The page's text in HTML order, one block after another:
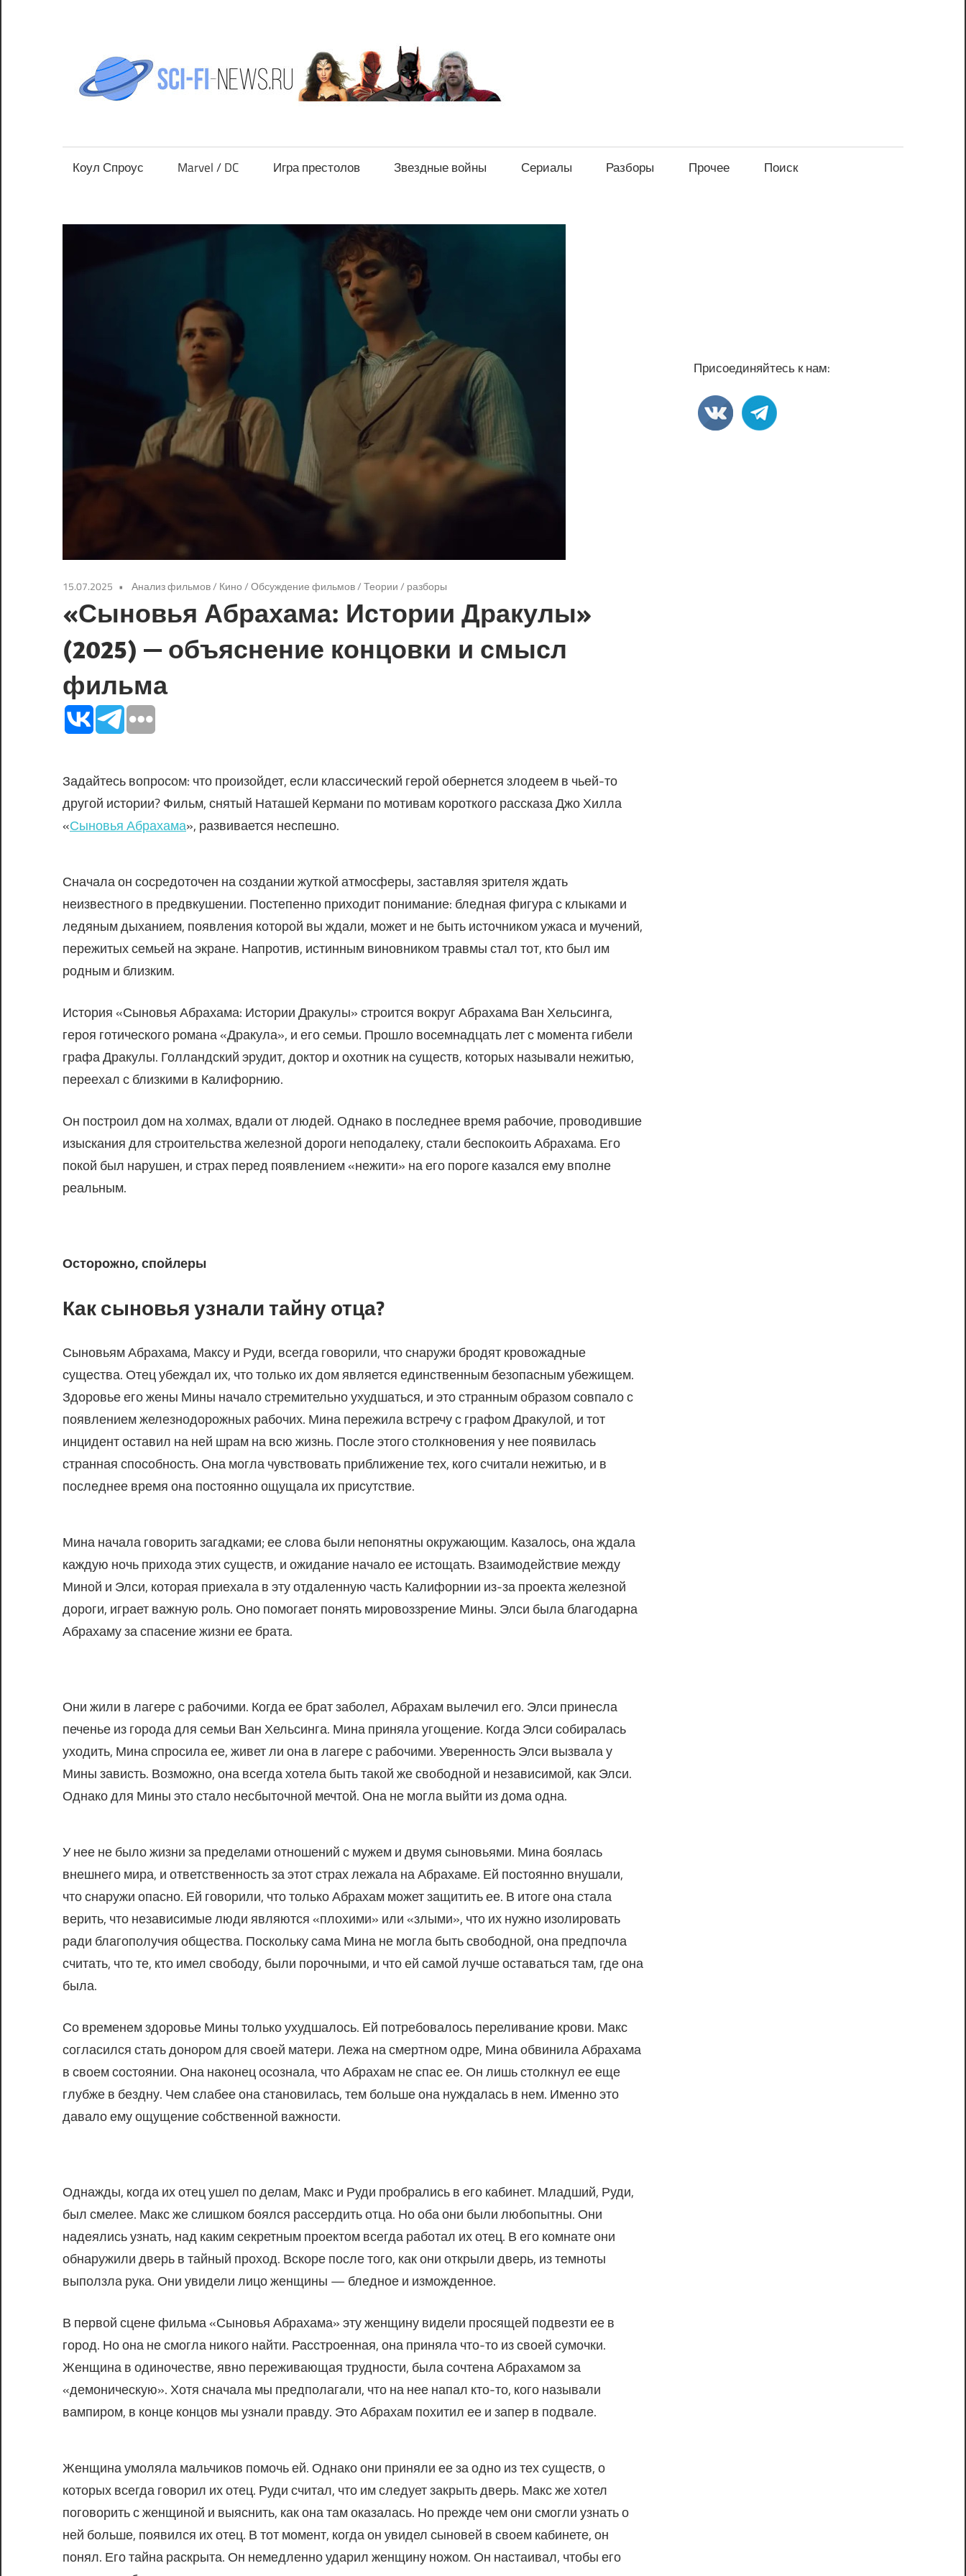
news.ru
Коул Спроус Marvel / DC Игра престолов Звездные войны Сериалы Разборы Прочее Поиск
15.07.2025 Анализ фильмов/ Кино/Обсуждение фильмов/Теории / разборы
«Сыновья Абрахама: Истории Дракулы»
(2025) — объяснение концовки и смысл
фильма
Задайтесь вопросом: что произойдет, если классический герой обернется злодеем в чьей-то
другой истории? Фильм, снятый Наташей Кермани по мотивам короткого рассказа Джо Хилла
«Сыновья Абрахама», развивается неспешно.
Сначала он сосредоточен на создании жуткой атмосферы, заставляя зрителя ждать
неизвестного в предвкушении. Постепенно приходит понимание: бледная фигура с клыками и
ледяным дыханием, появления которой вы ждали, может и не быть источником ужаса и мучений,
пережитых семьей на экране. Напротив, истинным виновником травмы стал тот, кто был им
родным и близким.
История «Сыновья Абрахама: Истории Дракулы» строится вокруг Абрахама Ван Хельсинга,
героя готического романа «Дракула», и его семьи. Прошло восемнадцать лет с момента гибели
графа Дракулы. Голландский эрудит, доктор и охотник на существ, которых называли нежитью,
переехал с близкими в Калифорнию.
Он построил дом на холмах, вдали от людей. Однако в последнее время рабочие, проводившие
изыскания для строительства железной дороги неподалеку, стали беспокоить Абрахама. Его
покой был нарушен, и страх перед появлением «нежити» на его пороге казался ему вполне
реальным.
Осторожно, спойлеры
Как сыновья узнали тайну отца?
Сыновьям Абрахама, Максу и Руди, всегда говорили, что снаружи бродят кровожадные
существа. Отец убеждал их, что только их дом является единственным безопасным убежищем.
Здоровье его жены Мины начало стремительно ухудшаться, и это странным образом совпало с
появлением железнодорожных рабочих. Мина пережила встречу с графом Дракулой, и тот
инцидент оставил на ней шрам на всю жизнь. После этого столкновения у нее появилась
странная способность. Она могла чувствовать приближение тех, кого считали нежитью, и в
последнее время она постоянно ощущала их присутствие.
Мина начала говорить загадками; ее слова были непонятны окружающим. Казалось, она ждала
каждую ночь прихода этих существ, и ожидание начало ее истощать. Взаимодействие между
Миной и Элси, которая приехала в эту отдаленную часть Калифорнии из-за проекта железной
дороги, играет важную роль. Оно помогает понять мировоззрение Мины. Элси была благодарна
Абрахаму за спасение жизни ее брата.
Они жили в лагере с рабочими. Когда ее брат заболел, Абрахам вылечил его. Элси принесла
печенье из города для семьи Ван Хельсинга. Мина приняла угощение. Когда Элси собиралась
уходить, Мина спросила ее, живет ли она в лагере с рабочими. Уверенность Элси вызвала у
Мины зависть. Возможно, она всегда хотела быть такой же свободной и независимой, как Элси.
Однако для Мины это стало несбыточной мечтой. Она не могла выйти из дома одна.
У нее не было жизни за пределами отношений с мужем и двумя сыновьями. Мина боялась
внешнего мира, и ответственность за этот страх лежала на Абрахаме. Ей постоянно внушали,
что снаружи опасно. Ей говорили, что только Абрахам может защитить ее. В итоге она стала
верить, что независимые люди являются «плохими» или «злыми», что их нужно изолировать
ради благополучия общества. Поскольку сама Мина не могла быть свободной, она предпочла
считать, что те, кто имел свободу, были порочными, и что ей самой лучше оставаться там, где она
была.
Со временем здоровье Мины только ухудшалось. Ей потребовалось переливание крови. Макс
согласился стать донором для своей матери. Лежа на смертном одре, Мина обвинила Абрахама
в своем состоянии. Она наконец осознала, что Абрахам не спас ее. Он лишь столкнул ее еще
глубже в бездну. Чем слабее она становилась, тем больше она нуждалась в нем. Именно это
давало ему ощущение собственной важности.
Однажды, когда их отец ушел по делам, Макс и Руди пробрались в его кабинет. Младший, Руди,
был смелее. Макс же слишком боялся рассердить отца. Но оба они были любопытны. Они
надеялись узнать, над каким секретным проектом всегда работал их отец. В его комнате они
обнаружили дверь в тайный проход. Вскоре после того, как они открыли дверь, из темноты
выползла рука. Они увидели лицо женщины — бледное и изможденное.
В первой сцене фильма «Сыновья Абрахама» эту женщину видели просящей подвезти ее в
город. Но она не смогла никого найти. Расстроенная, она приняла что-то из своей сумочки.
Женщина в одиночестве, явно переживающая трудности, была сочтена Абрахамом за
«демоническую». Хотя сначала мы предполагали, что на нее напал кто-то, кого называли
вампиром, в конце концов мы узнали правду. Это Абрахам похитил ее и запер в подвале.
Женщина умоляла мальчиков помочь ей. Однако они приняли ее за одно из тех существ, о
которых всегда говорил их отец. Руди считал, что им следует закрыть дверь. Макс же хотел
поговорить с женщиной и выяснить, как она там оказалась. Но прежде чем они смогли узнать о
ней больше, появился их отец. В тот момент, когда он увидел сыновей в своем кабинете, он
понял. Его тайна раскрыта. Он немедленно ударил женщину ножом. Он настаивал, чтобы его
Присоединяйтесь к нам: